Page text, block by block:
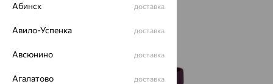
Абинск доставка
Авило-Успенка доставка
Авсюнино доставка
Агалатово доставка